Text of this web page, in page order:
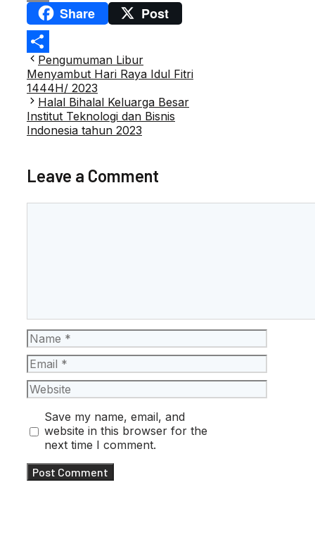
Print Share Post
Share
Post
navigation
Pengumuman Libur
Menyambut Hari Raya Idul Fitri
1444H/ 2023
Halal Bihalal Keluarga Besar
Institut Teknologi dan Bisnis
Indonesia tahun 2023
Leave a Comment
Name
Email
Website
Save my name, email, and
website in this browser for the
next time I comment.